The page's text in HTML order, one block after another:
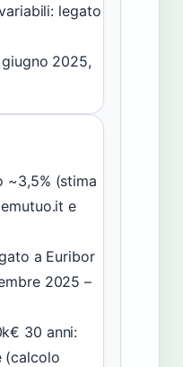
legato
2025,
~3,5% (stima
e
a Euribor
2025 –
30 anni:
(calcolo